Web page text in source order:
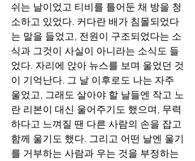
쉬는 날이었고 티비를 틀어둔 채 방을 청
소하고 있었다. 커다란 배가 침몰되었다
는 말을 들었고, 전원이 구조되었다는 소
식과 그것이 사실이 아니라는 소식도 들
었다. 자리에 앉아 뉴스를 보며 울었던 것
이 기억난다. 그 날 이후로도 나는 자주
울었고, 그래도 살아야 할 날들엔 작고 노
란 리본이 대신 울어주기도 했으며, 무력
하다고 느껴질 땐 다른 사람의 손을 잡고
함께 울기도 했다. 그리고 어떤 날엔 울기
를 거부하는 사람과 우는 것을 부정하는